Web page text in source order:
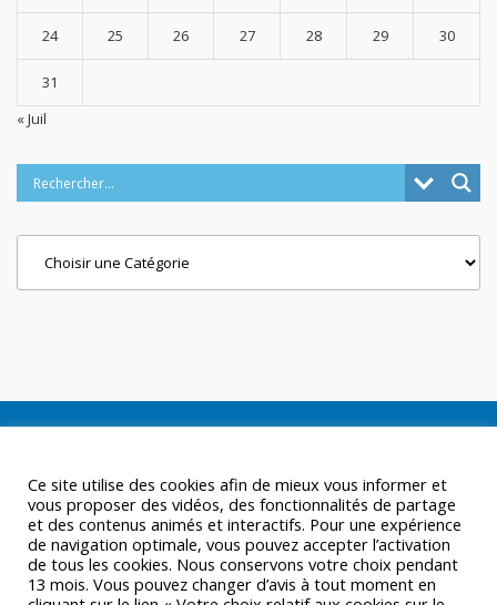
24 25 26 27 28 29 30
31
« Juil
Ce site utilise des cookies afin de mieux vous informer et
vous proposer des vidéos, des fonctionnalités de partage
et des contenus animés et interactifs. Pour une expérience
de navigation optimale, vous pouvez accepter l’activation
de tous les cookies. Nous conservons votre choix pendant
13 mois. Vous pouvez changer d’avis à tout moment en